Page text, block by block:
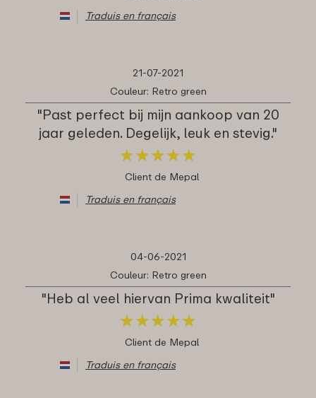
Traduis en français
21-07-2021
Couleur: Retro green
"Past perfect bij mijn aankoop van 20
jaar geleden. Degelijk, leuk en stevig."
★★★★★
★★★★★
Client de Mepal
Traduis en français
04-06-2021
Couleur: Retro green
"Heb al veel hiervan Prima kwaliteit"
★★★★★
★★★★★
Client de Mepal
Traduis en français